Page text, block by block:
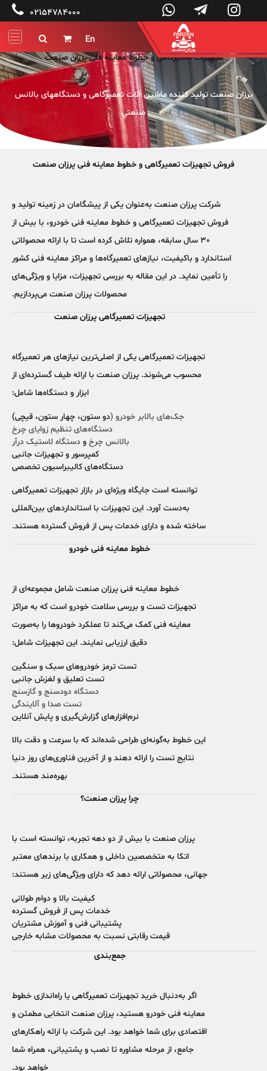



 ۰۲۱۵۴۷۸۴۰۰۰
En


تجهیزات تعمیرگاهی و خطوط معاینه فنی پرزان صنعت
پرزان صنعت توليد کننده ماشين آلات تعميرگاهی و دستگاههای بالانس
صنعتي
فروش تجهیزات تعمیرگاهی و خطوط معاینه فنی پرزان صنعت
شرکت پرزان صنعت به‌عنوان یکی از پیشگامان در زمینه تولید و
فروش تجهیزات تعمیرگاهی و خطوط معاینه فنی خودرو، با بیش از
30 سال سابقه، همواره تلاش کرده است تا با ارائه محصولاتی
استاندارد و باکیفیت، نیازهای تعمیرگاه‌ها و مراکز معاینه فنی کشور
را تأمین نماید. در این مقاله به بررسی تجهیزات، مزایا و ویژگی‌های
محصولات پرزان صنعت می‌پردازیم.
تجهیزات تعمیرگاهی پرزان صنعت
تجهیزات تعمیرگاهی یکی از اصلی‌ترین نیازهای هر تعمیرگاه
محسوب می‌شوند. پرزان صنعت با ارائه طیف گسترده‌ای از
ابزار و دستگاه‌ها شامل:
جک‌های بالابر خودرو (دو ستون، چهار ستون، قیچی)
دستگاه‌های تنظیم زوایای چرخ
بالانس چرخ و دستگاه لاستیک درآر
کمپرسور و تجهیزات جانبی
دستگاه‌های کالیبراسیون تخصصی
توانسته است جایگاه ویژه‌ای در بازار تجهیزات تعمیرگاهی
به‌دست آورد. این تجهیزات با استانداردهای بین‌المللی
ساخته شده و دارای خدمات پس از فروش گسترده هستند.
خطوط معاینه فنی خودرو
خطوط معاینه فنی پرزان صنعت شامل مجموعه‌ای از
تجهیزات تست و بررسی سلامت خودرو است که به مراکز
معاینه فنی کمک می‌کند تا عملکرد خودروها را به‌صورت
دقیق ارزیابی نمایند. این تجهیزات شامل:
تست ترمز خودروهای سبک و سنگین
تست تعلیق و لغزش جانبی
دستگاه دودسنج و گازسنج
تست صدا و آلایندگی
نرم‌افزارهای گزارش‌گیری و پایش آنلاین
این خطوط به‌گونه‌ای طراحی شده‌اند که با سرعت و دقت بالا
نتایج تست را ارائه دهند و از آخرین فناوری‌های روز دنیا
بهره‌مند هستند.
چرا پرزان صنعت؟
پرزان صنعت با بیش از دو دهه تجربه، توانسته است با
اتکا به متخصصین داخلی و همکاری با برندهای معتبر
جهانی، محصولاتی ارائه دهد که دارای ویژگی‌های زیر هستند:
کیفیت بالا و دوام طولانی
خدمات پس از فروش گسترده
پشتیبانی فنی و آموزش مشتریان
قیمت رقابتی نسبت به محصولات مشابه خارجی
جمع‌بندی
اگر به‌دنبال خرید تجهیزات تعمیرگاهی یا راه‌اندازی خطوط
معاینه فنی خودرو هستید، پرزان صنعت انتخابی مطمئن و
اقتصادی برای شما خواهد بود. این شرکت با ارائه راهکارهای
جامع، از مرحله مشاوره تا نصب و پشتیبانی، همراه شما
خواهد بود.